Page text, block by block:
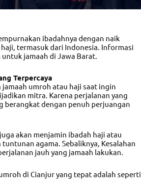
ibadahnya dengan naik
termasuk dari Indonesia. Informasi
jamaah di Jawa Barat.
Terpercaya
umroh atau haji saat ingin
mitra. Karena perjalanan yang
berangkat dengan penuh perjuangan
akan menjamin ibadah haji atau
agama. Sebaliknya, Kesalahan
jauh yang jamaah lakukan.
di Cianjuryang tepat adalah seperti